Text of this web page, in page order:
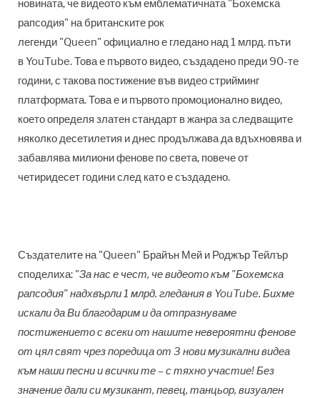
новината, че видеото към емблематичната"Бохемска
рапсодия" на британските рок
легенди "Queen" официално е гледано над 1 млрд. пъти
вYouTube.Това е първото видео, създадено преди 90-те
години, с такова постижение във видео стрийминг
платформата. Това е и първото промоционално видео,
което определя златен стандарт в жанра за следващите
няколко десетилетия и днес продължава да вдъхновява и
забавлява милиони фенове по света, повече от
четиридесет години след като е създадено.
Създателите на"Queen" Брайън Мей и Роджър Тейлър
споделиха: "За нас е чест, че видеото към "Бохемска
рапсодия"надхвърли 1 млрд. гледания в YouTube. Бихме
искали да Ви благодарим и да отпразнуваме
постижението с всеки от нашите невероятни фенове
от цял свят чрез поредица от 3 нови музикални видеа
към наши песни и всички те – с тяхно участие! Без
значение дали си музикант, певец, танцьор, визуален